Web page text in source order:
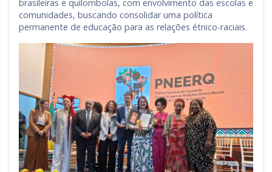
brasileiras e quilombolas, com envolvimento das escolas e
comunidades, buscando consolidar uma política
permanente de educação para as relações étnico-raciais.